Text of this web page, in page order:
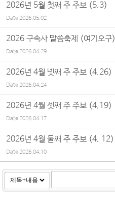
2026년 5월 첫째 주 주보 (5.3)
Date2026.05.02
2026 구속사 말씀축제 (여기오구)
Date2026.04.29
2026년 4월 넷째 주 주보 (4.26)
Date2026.04.24
2026년 4월 셋째 주 주보 (4.19)
Date2026.04.17
2026년 4월 둘째 주 주보 (4. 12)
Date2026.04.10